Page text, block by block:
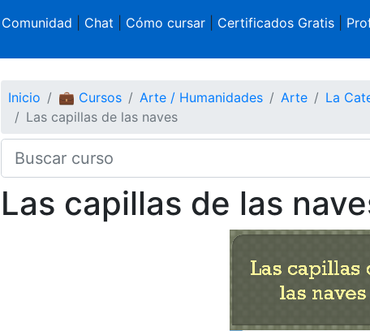
Comunidad Chat Cómo cursar| Certificados Gratis|
Inicio 💼 Cursos Arte / Humanidades Arte
La
Las capillas de las naves
Las capillas de las